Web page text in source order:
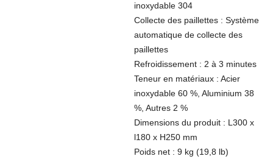
inoxydable 304
Collecte des paillettes : Système
automatique de collecte des
paillettes
Refroidissement : 2 à 3 minutes
Teneur en matériaux : Acier
inoxydable 60 %, Aluminium 38
%, Autres 2 %
Dimensions du produit : L300 x
l180 x H250 mm
Poids net : 9 kg (19,8 lb)